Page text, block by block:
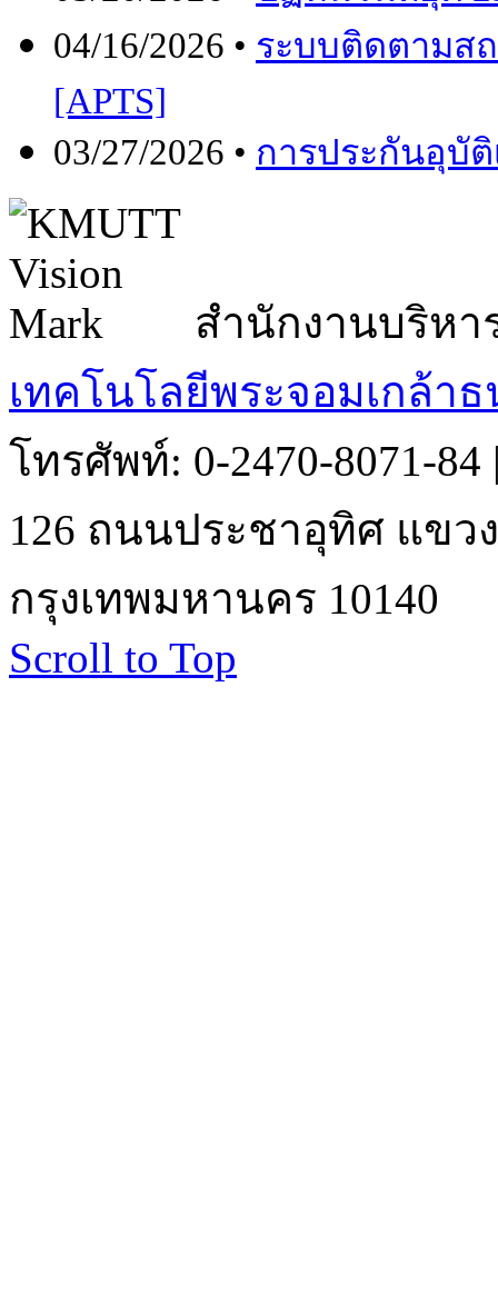
04/16/2026 • ระบบติดตามส
[APTS]
03/27/2026 • การประกันอุบั
สำนักงานบริห
เทคโนโลยีพระจอมเกล้า
โทรศัพท์: 0-2470-8071-84
126 ถนนประชาอุทิศ แขว
กรุงเทพมหานคร 10140
Scroll to Top